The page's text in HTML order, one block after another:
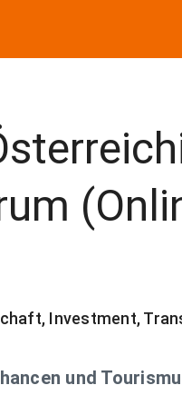
Investment,
und